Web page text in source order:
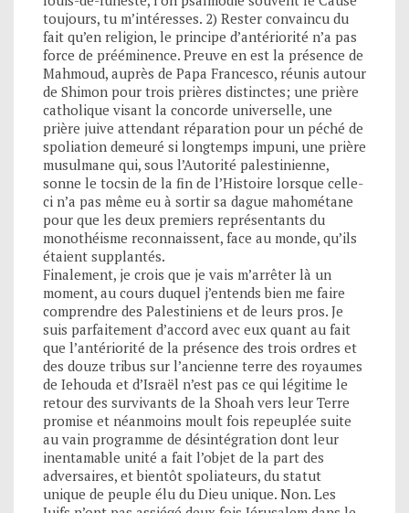
toujours, tu m’intéresses. 2) Rester convaincu du
fait qu’en religion, le principe d’antériorité n’a pas
force de prééminence. Preuve en est la présence de
Mahmoud, auprès de Papa Francesco, réunis autour
de Shimon pour trois prières distinctes; une prière
catholique visant la concorde universelle, une
prière juive attendant réparation pour un péché de
spoliation demeuré si longtemps impuni, une prière
musulmane qui, sous l’Autorité palestinienne,
sonne le tocsin de la fin de l’Histoire lorsque celle-
ci n’a pas même eu à sortir sa dague mahométane
pour que les deux premiers représentants du
monothéisme reconnaissent, face au monde, qu’ils
étaient supplantés.
Finalement, je crois que je vais m’arrêter là un
moment, au cours duquel j’entends bien me faire
comprendre des Palestiniens et de leurs pros. Je
suis parfaitement d’accord avec eux quant au fait
que l’antériorité de la présence des trois ordres et
des douze tribus sur l’ancienne terre des royaumes
de Iehouda et d’Israël n’est pas ce qui légitime le
retour des survivants de la Shoah vers leur Terre
promise et néanmoins moult fois repeuplée suite
au vain programme de désintégration dont leur
inentamable unité a fait l’objet de la part des
adversaires, et bientôt spoliateurs, du statut
unique de peuple élu du Dieu unique. Non. Les